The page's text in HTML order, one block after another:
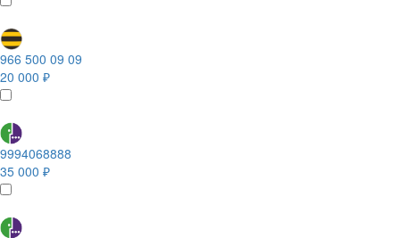
966 500 09 09
20 000 ₽
9994068888
35 000 ₽